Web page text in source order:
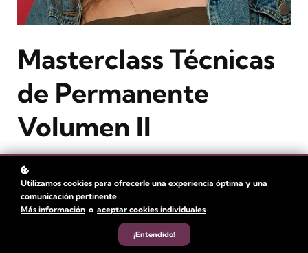
Masterclass Técnicas
de Permanente
Volumen II
Con esta Masterclass podrás realizar cambios increíbles en
la textura del cabello utilizando diferentes moldes y
aplicando técnicas creativas de envoltura.
: Iniciación e intermedio
3 horas
Utilizamos cookies para ofrecerle una experiencia óptima y una
comunicación pertinente.
Más información o aceptar cookies individuales .
¡Entendido!